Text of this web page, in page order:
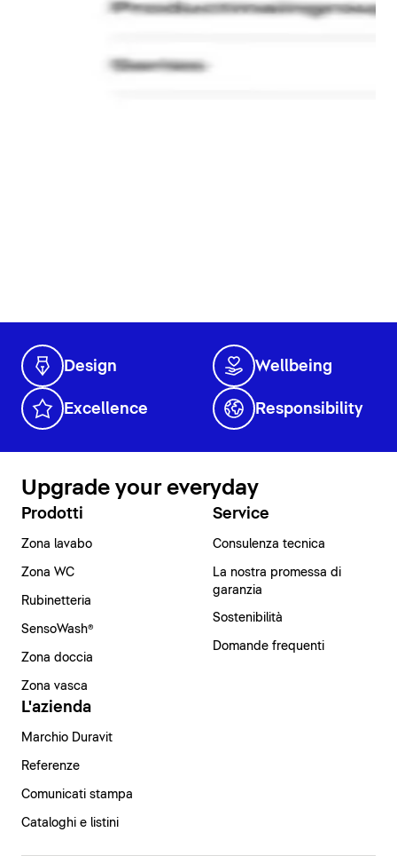
Design Wellbeing
Excellence Responsibility
Upgrade your everyday
Prodotti
Zona lavabo
Zona WC
Rubinetteria
SensoWash®
Zona doccia
Zona vasca
Service
Consulenza tecnica
La nostra promessa di
garanzia
Sostenibilità
Domande frequenti
L'azienda
Marchio Duravit
Referenze
Comunicati stampa
Cataloghi e listini